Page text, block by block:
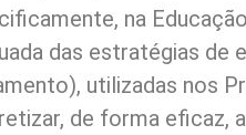
na
das estratégias de
utilizadas nos
de forma eficaz,